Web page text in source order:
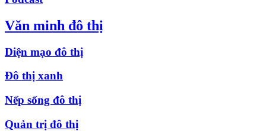
Văn minh đô thị
Diện mạo đô thị
Đô thị xanh
Nếp sống đô thị
Quản trị đô thị